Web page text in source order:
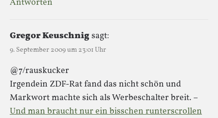
Antworten
Gregor Keuschnigsagt:
9. September 2009 um 23:01 Uhr
@7/rauskucker
Irgendein ZDF-Rat fand das nicht schön und
Markwort machte sich als Werbeschalter breit. –
Und man braucht nur ein bisschen runterscrollen